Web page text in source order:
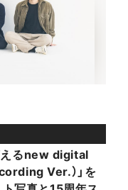
えるnew digital
Ver.）」を